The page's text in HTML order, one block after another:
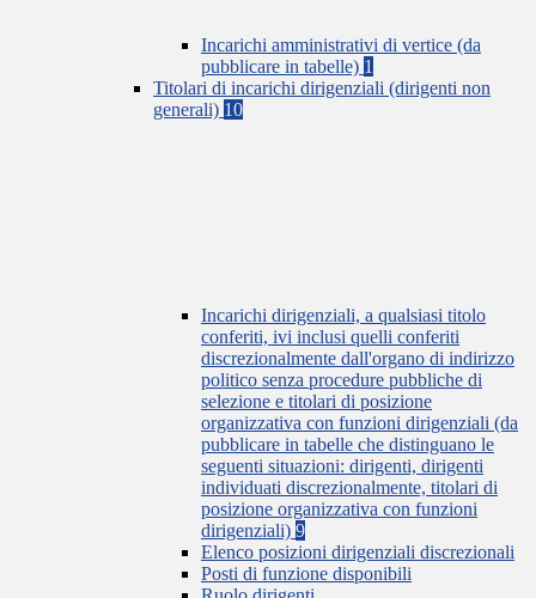
Incarichi amministrativi di vertice (da
pubblicare in tabelle) 1
Titolari di incarichi dirigenziali (dirigenti non
generali) 10
Incarichi dirigenziali, a qualsiasi titolo
conferiti, ivi inclusi quelli conferiti
discrezionalmente dall'organo di indirizzo
politico senza procedure pubbliche di
selezione e titolari di posizione
organizzativa con funzioni dirigenziali (da
pubblicare in tabelle che distinguano le
seguenti situazioni: dirigenti, dirigenti
individuati discrezionalmente, titolari di
posizione organizzativa con funzioni
dirigenziali) 9
Elenco posizioni dirigenziali discrezionali
Posti di funzione disponibili